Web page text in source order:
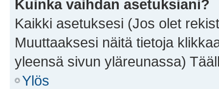
Kuinka vaihdan asetuksiani?
Kaikki asetuksesi (Jos olet
Muuttaaksesi näitä tietoja
yleensä sivun yläreunassa)
Ylös